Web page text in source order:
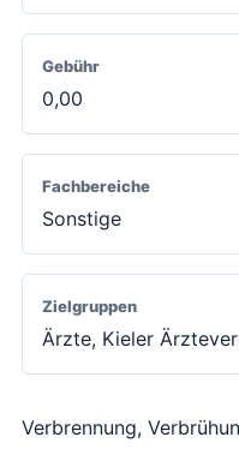
Gebühr
0,00
Fachbereiche
Sonstige
Zielgruppen
Ärzte, Kieler
Verbrennung,